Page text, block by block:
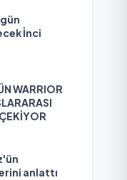
İnci
WARRIOR
anlattı